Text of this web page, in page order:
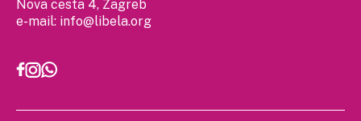
Nova cesta 4, Zagreb
e-mail: info@libela.org